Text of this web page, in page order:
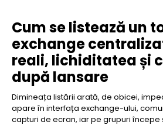
Cum se listează un
exchange
reali, lichiditatea și
după lansare
Dimineața listării arată, de obicei,
apare în interfața exchange-ului,
capturi de ecran, iar pe grupuri începe